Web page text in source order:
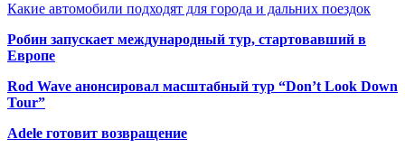
Какие автомобили подходят для города и дальних поездок
Робин запускает международный тур, стартовавший в
Европе
Rod Wave анонсировал масштабный тур “Don’t Look Down
Tour”
Adele готовит возвращение